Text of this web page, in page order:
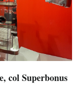
col Superbonus